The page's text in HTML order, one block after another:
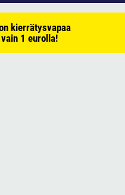
kierrätysvapaa
1 eurolla!